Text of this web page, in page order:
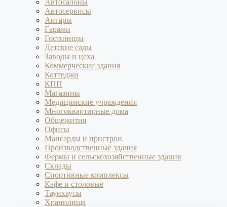
Автосалоны
Автосервисы
Ангары
Гаражи
Гостиницы
Детские сады
Заводы и цеха
Коммерческие здания
Коттеджи
КПП
Магазины
Медицинские учреждения
Многоквартирные дома
Общежития
Офисы
Мансарды и пристрои
Производственные здания
Фермы и сельскохозяйственные здания
Склады
Спортивные комплексы
Кафе и столовые
Таунхаусы
Хранилища